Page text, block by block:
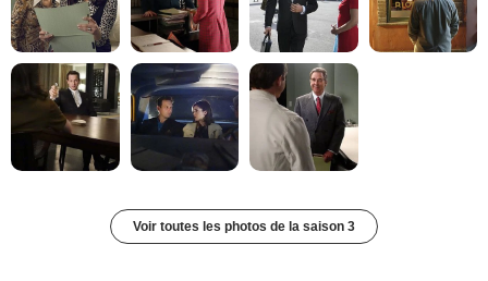
Voir toutes les photos de la saison 3